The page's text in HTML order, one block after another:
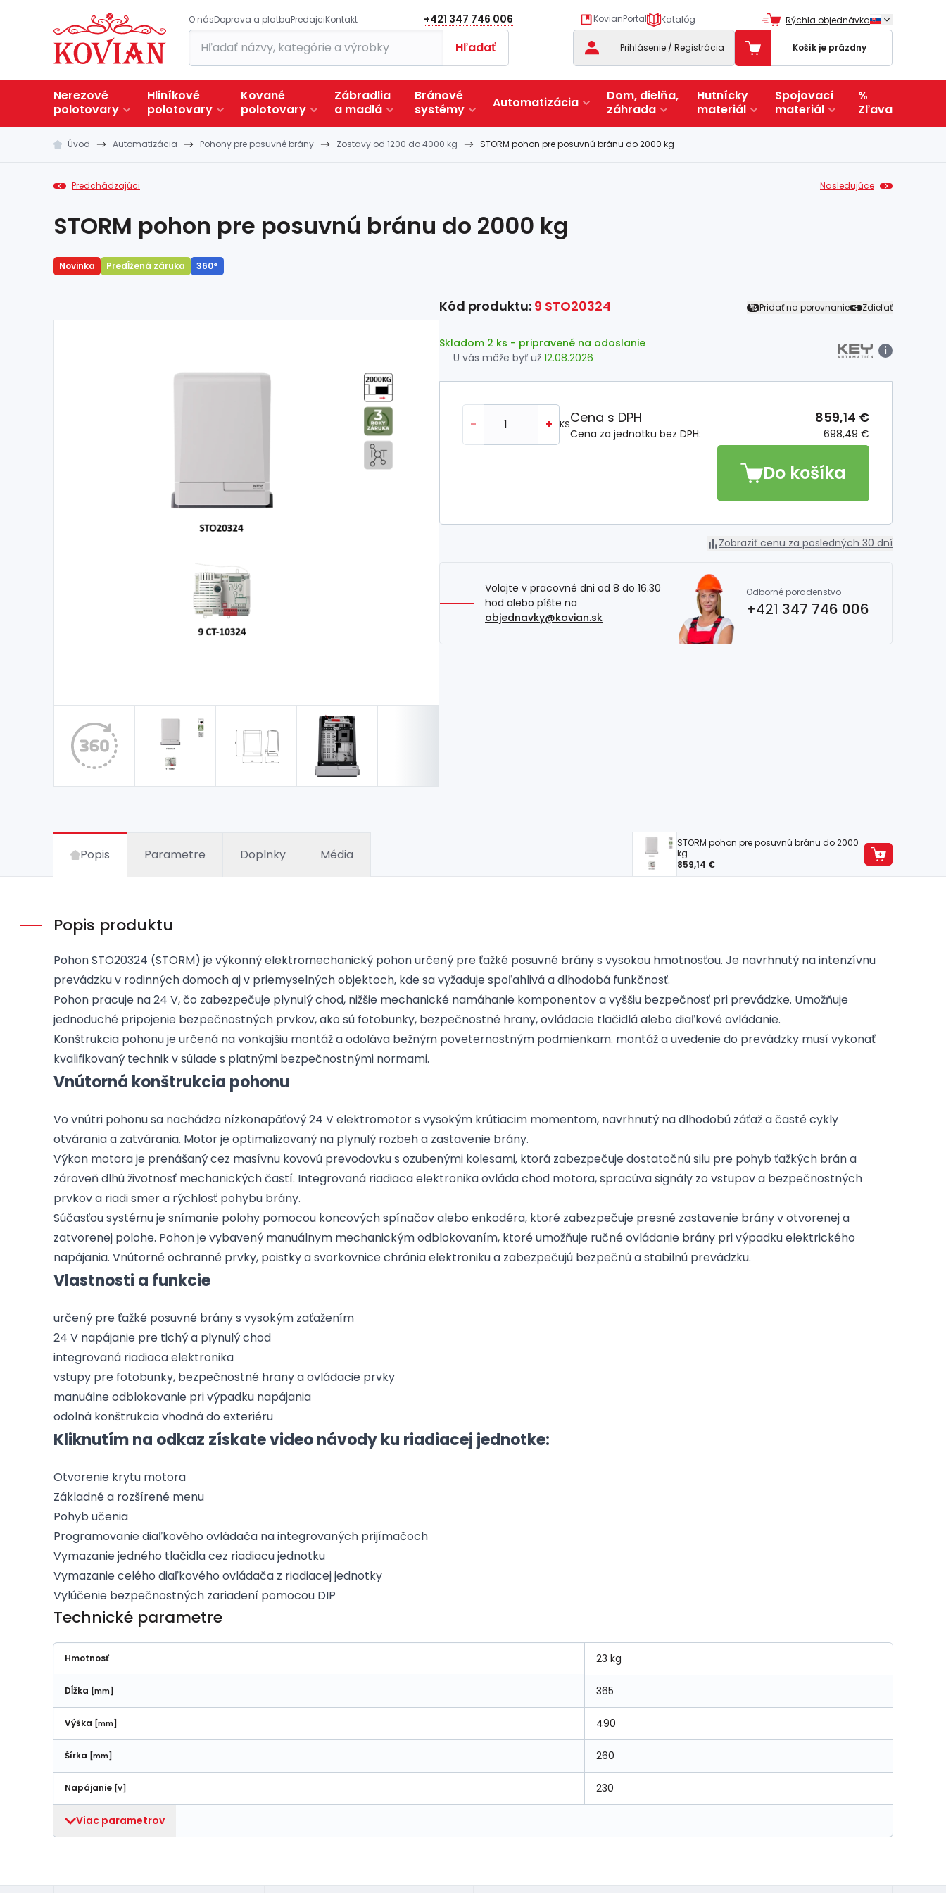
O násDoprava a platbaPredajciKontakt +421 347 746 006 KovianPortal Katalóg Rýchla objednávka
Hľadať Prihlásenie / Registrácia Košík je prázdny
Nerezové
polotovary
Hliníkové
polotovary
Kované
polotovary
Zábradlia
a madlá
Bránové
systémy
Automatizácia
Dom, dielňa,
záhrada
Hutnícky
materiál
Spojovací
materiál
%
Zľava
Úvod Automatizácia Pohony pre posuvné brány Zostavy od 1200 do 4000 kg STORM pohon pre posuvnú bránu do 2000 kg
Predchádzajúci Nasledujúce
STORM pohon pre posuvnú bránu do 2000 kg
Novinka Predĺžená záruka 360°
Kód produktu: 9 STO20324 Pridať na porovnanie Zdieľať
Skladom 2 ks - pripravené na odoslanie
U vás môže byť už 12.08.2026
i
- + KS
Cena za jednotku bez DPH: 698,49 €
Cena s DPH 859,14 €
Do košíka
Zobraziť cenu za posledných 30 dní
Volajte v pracovné dni od 8 do 16.30
hod alebo píšte na
objednavky@kovian.sk
Odborné poradenstvo
+421 347 746 006
Popis Parametre Doplnky Média
STORM pohon pre posuvnú bránu do 2000
kg
859,14 €
Popis produktu
Pohon STO20324 (STORM) je výkonný elektromechanický pohon určený pre ťažké posuvné brány s vysokou hmotnosťou. Je navrhnutý na intenzívnu
prevádzku v rodinných domoch aj v priemyselných objektoch, kde sa vyžaduje spoľahlivá a dlhodobá funkčnosť.
Pohon pracuje na 24 V, čo zabezpečuje plynulý chod, nižšie mechanické namáhanie komponentov a vyššiu bezpečnosť pri prevádzke. Umožňuje
jednoduché pripojenie bezpečnostných prvkov, ako sú fotobunky, bezpečnostné hrany, ovládacie tlačidlá alebo diaľkové ovládanie.
Konštrukcia pohonu je určená na vonkajšiu montáž a odoláva bežným poveternostným podmienkam. montáž a uvedenie do prevádzky musí vykonať
kvalifikovaný technik v súlade s platnými bezpečnostnými normami.
Vnútorná konštrukcia pohonu
Vo vnútri pohonu sa nachádza nízkonapäťový 24 V elektromotor s vysokým krútiacim momentom, navrhnutý na dlhodobú záťaž a časté cykly
otvárania a zatvárania. Motor je optimalizovaný na plynulý rozbeh a zastavenie brány.
Výkon motora je prenášaný cez masívnu kovovú prevodovku s ozubenými kolesami, ktorá zabezpečuje dostatočnú silu pre pohyb ťažkých brán a
zároveň dlhú životnosť mechanických častí. Integrovaná riadiaca elektronika ovláda chod motora, spracúva signály zo vstupov a bezpečnostných
prvkov a riadi smer a rýchlosť pohybu brány.
Súčasťou systému je snímanie polohy pomocou koncových spínačov alebo enkodéra, ktoré zabezpečuje presné zastavenie brány v otvorenej a
zatvorenej polohe. Pohon je vybavený manuálnym mechanickým odblokovaním, ktoré umožňuje ručné ovládanie brány pri výpadku elektrického
napájania. Vnútorné ochranné prvky, poistky a svorkovnice chránia elektroniku a zabezpečujú bezpečnú a stabilnú prevádzku.
Vlastnosti a funkcie
určený pre ťažké posuvné brány s vysokým zaťažením
24 V napájanie pre tichý a plynulý chod
integrovaná riadiaca elektronika
vstupy pre fotobunky, bezpečnostné hrany a ovládacie prvky
manuálne odblokovanie pri výpadku napájania
odolná konštrukcia vhodná do exteriéru
Kliknutím na odkaz získate video návody ku riadiacej jednotke:
Otvorenie krytu motora
Základné a rozšírené menu
Pohyb učenia
Programovanie diaľkového ovládača na integrovaných prijímačoch
Vymazanie jedného tlačidla cez riadiacu jednotku
Vymazanie celého diaľkového ovládača z riadiacej jednotky
Vylúčenie bezpečnostných zariadení pomocou DIP
Technické parametre
Hmotnosť 23 kg
Dĺžka [mm] 365
Výška [mm] 490
Šírka [mm] 260
Napájanie [V] 230
Viac parametrov